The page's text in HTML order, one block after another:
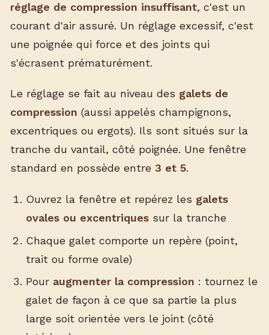
réglage de compression insuffisant, c'est un
courant d'air assuré. Un réglage excessif, c'est
une poignée qui force et des joints qui
s'écrasent prématurément.
Le réglage se fait au niveau des galets de
compression (aussi appelés champignons,
excentriques ou ergots). Ils sont situés sur la
tranche du vantail, côté poignée. Une fenêtre
standard en possède entre 3 et 5.
Ouvrez la fenêtre et repérez les galets
ovales ou excentriquessur la tranche
Chaque galet comporte un repère (point,
trait ou forme ovale)
Pour augmenter la compression : tournez le
galet de façon à ce que sa partie la plus
large soit orientée vers le joint (côté